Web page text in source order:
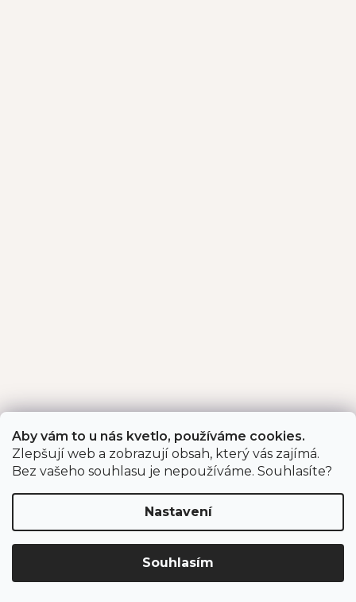
Aby vám to u nás kvetlo, používáme cookies.
Zlepšují web a zobrazují obsah, který vás zajímá.
Bez vašeho souhlasu je nepoužíváme. Souhlasíte?
Nastavení
Souhlasím